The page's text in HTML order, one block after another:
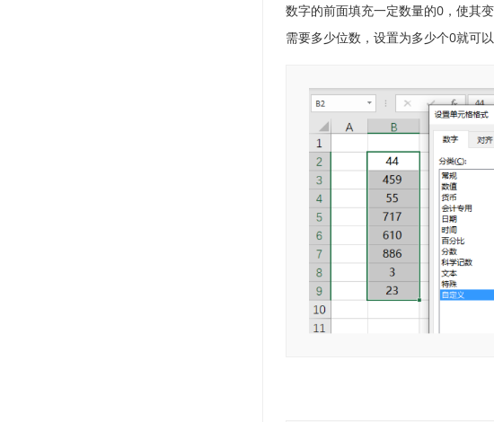
数字的前面填充一定数量的0，使其变
需要多少位数，设置为多少个0就可